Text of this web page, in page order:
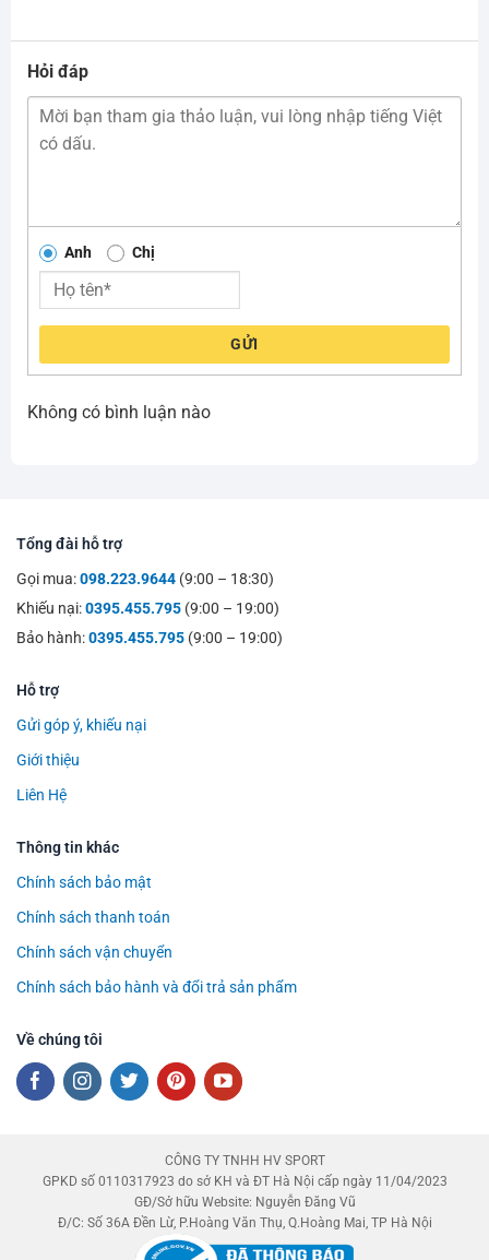
Hỏi đáp
Anh Chị
GỬI
Không có bình luận nào
Tổng đài hỗ trợ
Gọi mua:098.223.9644 (9:00 – 18:30)
Khiếu nại:0395.455.795 (9:00 – 19:00)
Bảo hành:0395.455.795 (9:00 – 19:00)
Hỗ trợ
Gửi góp ý, khiếu nại
Giới thiệu
Liên Hệ
Thông tin khác
Chính sách bảo mật
Chính sách thanh toán
Chính sách vận chuyển
Chính sách bảo hành và đổi trả sản phẩm
Về chúng tôi
CÔNG TY TNHH HV SPORT
GPKD số 0110317923 do sở KH và ĐT Hà Nội cấp ngày 11/04/2023
GĐ/Sở hữu Website: Nguyễn Đăng Vũ
Đ/C: Số 36A Đền Lừ, P.Hoàng Văn Thụ, Q.Hoàng Mai, TP Hà Nội